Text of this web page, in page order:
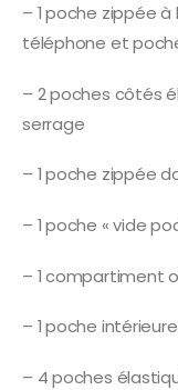
– 1 poche zippée
téléphone et
– 2 poches côtés
serrage
– 1 poche zippée
– 1 poche « vide
– 1 compartiment
– 1 poche
– 4 poches